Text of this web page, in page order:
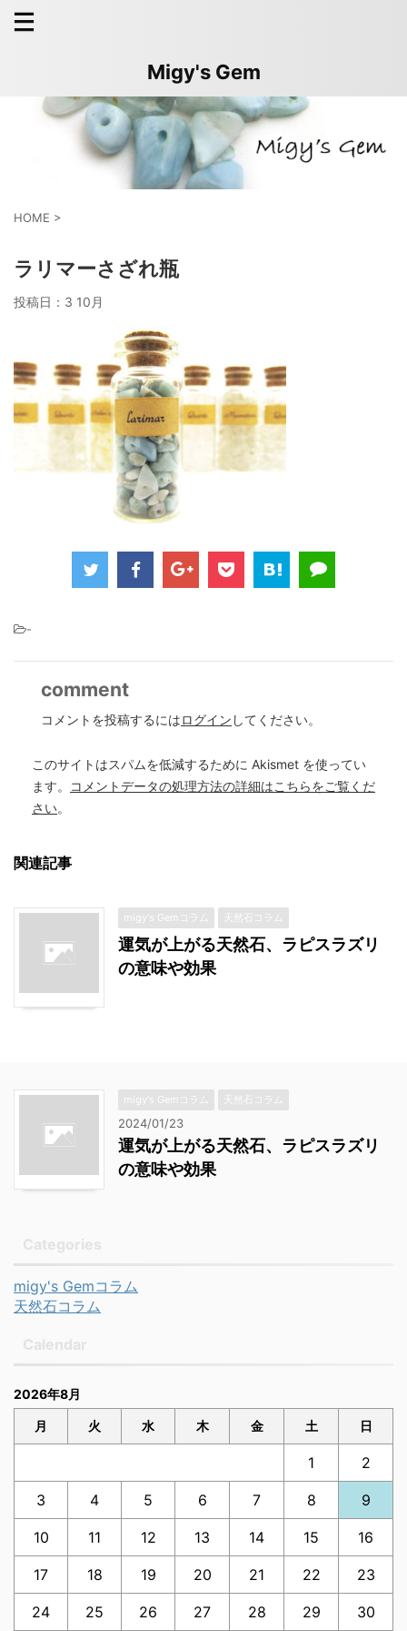
Migy's Gem
HOME >
ラリマーさざれ瓶
投稿日： 3 10月
-
comment
コメントを投稿するにはログイン してください。
このサイトはスパムを低減するために Akismet を使ってい
ます。
コメントデータの処理方法の詳細はこちらをご覧くだ
さい。
関連記事
migy's Gemコラム 天然石コラム
運気が上がる天然石、ラピスラズリ
の意味や効果
migy's Gemコラム 天然石コラム
2024/01/23
運気が上がる天然石、ラピスラズリ
の意味や効果
migy's Gemコラム
天然石コラム
2026年8月
月 火 水 木 金 土 日
1 2
3 4 5 6 7 8 9
10 11 12 13 14 15 16
17 18 19 20 21 22 23
24 25 26 27 28 29 30